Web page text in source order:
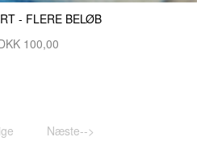
- FLERE BELØB
100,00
Næste-->